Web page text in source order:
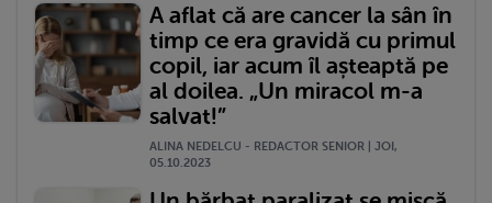
A aflat că are cancer la sân în
timp ce era gravidă cu primul
copil, iar acum îl așteaptă pe
al doilea. „Un miracol m-a
salvat!”
ALINA NEDELCU - REDACTOR SENIOR | JOI,
05.10.2023